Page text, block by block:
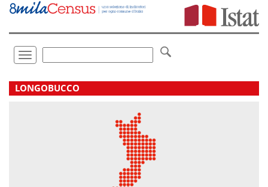
Vai
direttamente
Toggle
navigation
LONGOBUCCO